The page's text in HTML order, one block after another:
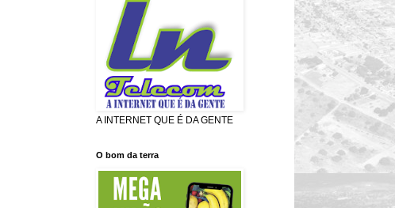
A INTERNET QUE É DA GENTE
O bom da terra